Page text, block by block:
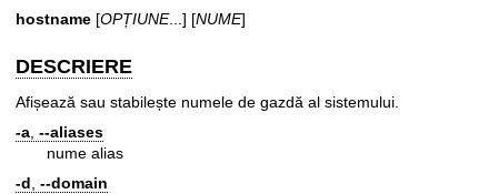
hostname [OPȚIUNE...] [NUME]
DESCRIERE
Afișează sau stabilește numele de gazdă al sistemului.
-a --aliases
nume alias
-d, --domain